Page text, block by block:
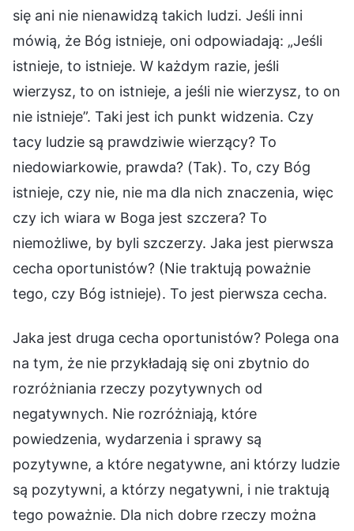
się ani nie nienawidzą takich ludzi. Jeśli inni
mówią, że Bóg istnieje, oni odpowiadają: „Jeśli
istnieje, to istnieje. W każdym razie, jeśli
wierzysz, to on istnieje, a jeśli nie wierzysz, to on
nie istnieje”. Taki jest ich punkt widzenia. Czy
tacy ludzie są prawdziwie wierzący? To
niedowiarkowie, prawda? (Tak). To, czy Bóg
istnieje, czy nie, nie ma dla nich znaczenia, więc
czy ich wiara w Boga jest szczera? To
niemożliwe, by byli szczerzy. Jaka jest pierwsza
cecha oportunistów? (Nie traktują poważnie
tego, czy Bóg istnieje). To jest pierwsza cecha.
Jaka jest druga cecha oportunistów? Polega ona
na tym, że nie przykładają się oni zbytnio do
rozróżniania rzeczy pozytywnych od
negatywnych. Nie rozróżniają, które
powiedzenia, wydarzenia i sprawy są
pozytywne, a które negatywne, ani którzy ludzie
są pozytywni, a którzy negatywni, i nie traktują
tego poważnie. Dla nich dobre rzeczy można